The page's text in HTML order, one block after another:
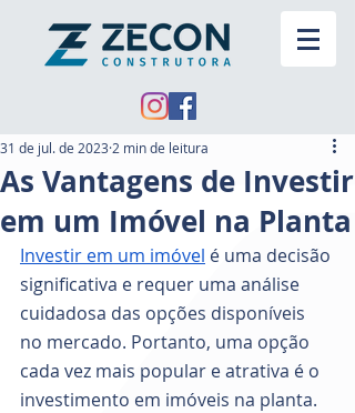
As Vantagens de Investir
em um Imóvel na Planta
31 de jul. de 2023 2 min de leitura
Investir em um imóvel é uma decisão
significativa e requer uma análise
cuidadosa das opções disponíveis
no mercado. Portanto, uma opção
cada vez mais popular e atrativa é o
investimento em imóveis na planta.